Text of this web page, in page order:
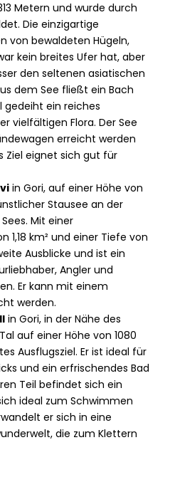
Metern und wurde durch
Die einzigartige
von bewaldeten Hügeln,
kein breites Ufer hat, aber
den seltenen asiatischen
dem See fließt ein Bach
gedeiht ein reiches
vielfältigen Flora. Der See
erreicht werden
Ziel eignet sich gut für
in Gori, auf einer Höhe von
Stausee an der
Mit einer
1,18 km² und einer Tiefe von
Ausblicke und ist ein
Angler und
Er kann mit einem
werden.
in Gori, in der Nähe des
auf einer Höhe von 1080
Ausflugsziel. Er ist ideal für
und ein erfrischendes Bad
Teil befindet sich ein
ideal zum Schwimmen
er sich in eine
die zum Klettern